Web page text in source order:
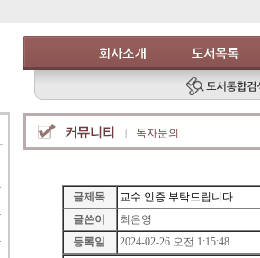
독자문의
글제목
교수 인증 부탁드립니다.
글쓴이
최은영
등록일
2024-02-26 오전 1:15:48